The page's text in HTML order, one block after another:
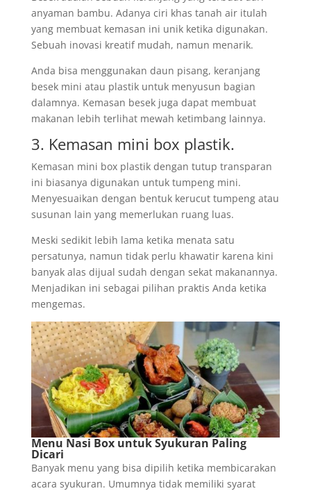
anyaman bambu. Adanya ciri khas tanah air itulah
yang membuat kemasan ini unik ketika digunakan.
Sebuah inovasi kreatif mudah, namun menarik.
Anda bisa menggunakan daun pisang, keranjang
besek mini atau plastik untuk menyusun bagian
dalamnya. Kemasan besek juga dapat membuat
makanan lebih terlihat mewah ketimbang lainnya.
3. Kemasan mini box plastik.
Kemasan mini box plastik dengan tutup transparan
ini biasanya digunakan untuk tumpeng mini.
Menyesuaikan dengan bentuk kerucut tumpeng atau
susunan lain yang memerlukan ruang luas.
Meski sedikit lebih lama ketika menata satu
persatunya, namun tidak perlu khawatir karena kini
banyak alas dijual sudah dengan sekat makanannya.
Menjadikan ini sebagai pilihan praktis Anda ketika
mengemas.
Menu Nasi Box untuk Syukuran Paling
Dicari
Banyak menu yang bisa dipilih ketika membicarakan
acara syukuran. Umumnya tidak memiliki syarat